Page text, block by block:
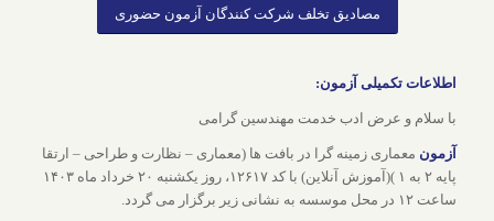
مصادیق تخلف شرکت کنندگان آزمون حضوری
اطلاعات تکمیلی آزمون:
با سلام و عرض ادب خدمت مهندسین گرامی
آزمون معماری زمینه گرا در بافت ها (معماری – نظارت و طراحی – ارتقا
پایه ۲ به ۱ )(آموزش آنلاین) با کد ۱۲۶۱۷، روز یکشنبه ۲۰ خرداد ماه ۱۴۰۳
ساعت ۱۲ در محل موسسه به نشانی زیر برگزار می گردد.